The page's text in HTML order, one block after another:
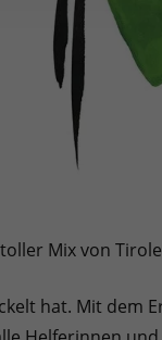
Mix von
hat. Mit dem